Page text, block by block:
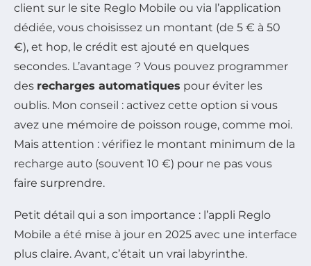
client sur le site Reglo Mobile ou via l’application
dédiée, vous choisissez un montant (de 5 € à 50
€), et hop, le crédit est ajouté en quelques
secondes. L’avantage ? Vous pouvez programmer
des recharges automatiques pour éviter les
oublis. Mon conseil : activez cette option si vous
avez une mémoire de poisson rouge, comme moi.
Mais attention : vérifiez le montant minimum de la
recharge auto (souvent 10 €) pour ne pas vous
faire surprendre.
Petit détail qui a son importance : l’appli Reglo
Mobile a été mise à jour en 2025 avec une interface
plus claire. Avant, c’était un vrai labyrinthe.